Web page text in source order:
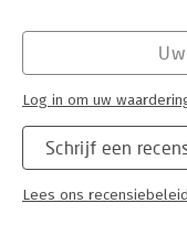
In zijn vrije tijd loopt
drijvende krachten
opleiding die
Schrijf een
Lees ons recensiebeleid
Log in om uw